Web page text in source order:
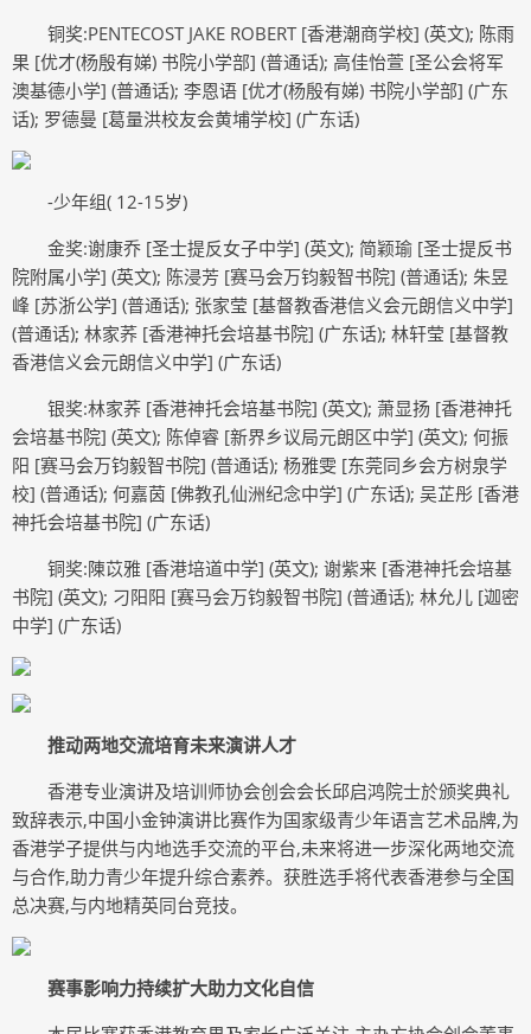
铜奖:PENTECOST JAKE ROBERT [香港潮商学校] (英文); 陈雨
果 [优才(杨殷有娣) 书院小学部] (普通话); 高佳怡萱 [圣公会将军
澳基德小学] (普通话); 李恩语 [优才(杨殷有娣) 书院小学部] (广东
话); 罗德曼 [葛量洪校友会黄埔学校] (广东话)
-少年组( 12-15岁)
金奖:谢康乔 [圣士提反女子中学] (英文); 简颖瑜 [圣士提反书
院附属小学] (英文); 陈浸芳 [赛马会万钧毅智书院] (普通话); 朱昱
峰 [苏浙公学] (普通话); 张家莹 [基督教香港信义会元朗信义中学]
(普通话); 林家荞 [香港神托会培基书院] (广东话); 林轩莹 [基督教
香港信义会元朗信义中学] (广东话)
银奖:林家荞 [香港神托会培基书院] (英文); 萧显扬 [香港神托
会培基书院] (英文); 陈倬睿 [新界乡议局元朗区中学] (英文); 何振
阳 [赛马会万钧毅智书院] (普通话); 杨雅雯 [东莞同乡会方树泉学
校] (普通话); 何嘉茵 [佛教孔仙洲纪念中学] (广东话); 吴芷彤 [香港
神托会培基书院] (广东话)
铜奖:陳苡雅 [香港培道中学] (英文); 谢紫来 [香港神托会培基
书院] (英文); 刁阳阳 [赛马会万钧毅智书院] (普通话); 林允儿 [迦密
中学] (广东话)
推动两地交流培育未来演讲人才
香港专业演讲及培训师协会创会会长邱启鸿院士於颁奖典礼
致辞表示,中国小金钟演讲比赛作为国家级青少年语言艺术品牌,为
香港学子提供与内地选手交流的平台,未来将进一步深化两地交流
与合作,助力青少年提升综合素养。获胜选手将代表香港参与全国
总决赛,与内地精英同台竞技。
赛事影响力持续扩大助力文化自信